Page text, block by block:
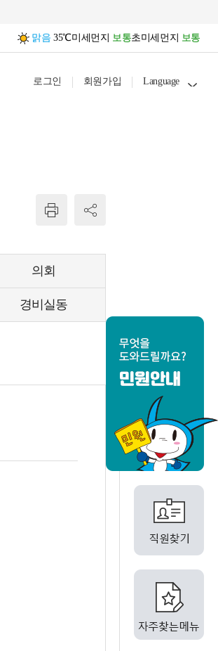
맑음 35℃미세먼지 보통초미세먼지 보통
로그인 회원가입 Language
의회
경비실동